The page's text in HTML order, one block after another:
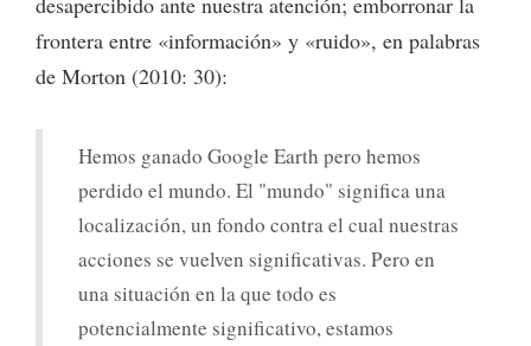
frontera entre «información» y «ruido», en palabras
de Morton (2010: 30):
Hemos ganado Google Earth pero hemos
perdido el mundo. El "mundo" significa una
localización, un fondo contra el cual nuestras
acciones se vuelven significativas. Pero en
una situación en la que todo es
potencialmente significativo, estamos